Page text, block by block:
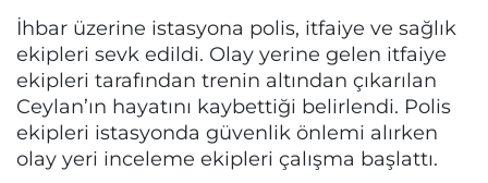
İhbar üzerine istasyona polis, itfaiye ve sağlık
ekipleri sevk edildi. Olay yerine gelen itfaiye
ekipleri tarafından trenin altından çıkarılan
Ceylan’ın hayatını kaybettiği belirlendi. Polis
ekipleri istasyonda güvenlik önlemi alırken
olay yeri inceleme ekipleri çalışma başlattı.